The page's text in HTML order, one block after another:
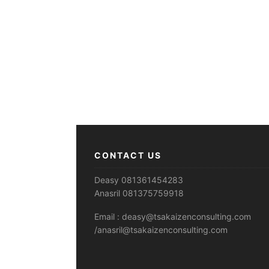
CONTACT US
Deasy 081361454283
Anasril 081375759918
Email : deasy@tsakaizenconsulting.com
/anasril@tsakaizenconsulting.com